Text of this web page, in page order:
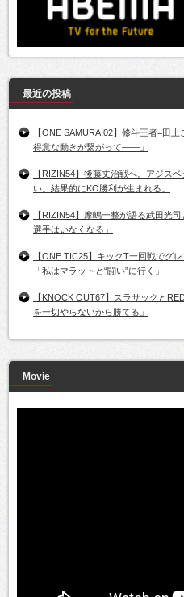
最近の投稿
【ONE SAMURAI02】修斗王者=田
得意な動きが繋がって――」
【RIZIN54】後藤丈治戦へ。アジス
い。結果的にKO勝利が生まれる」
【RIZIN54】摩嶋一整が語る武田光
選手はいなくなる」
【ONE TIC25】キックT一回戦でグ
「私はマラットと“闘い”に行く」
【KNOCK OUT67】スラサックと
を一切やらないから勝てる」
Movie